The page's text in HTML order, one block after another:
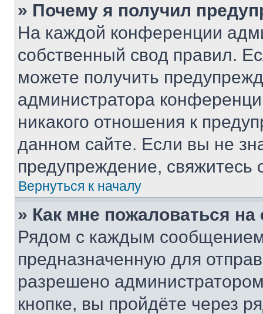
» Почему я получил
На каждой конференции
собственный свод правил.
можете получить
администратора
никакого отношения к
данном сайте. Если вы не
предупреждение,
Вернуться к началу
» Как мне пожаловаться
Рядом с каждым сообщением
предназначенную для
разрешено
кнопке, вы пройдёте через